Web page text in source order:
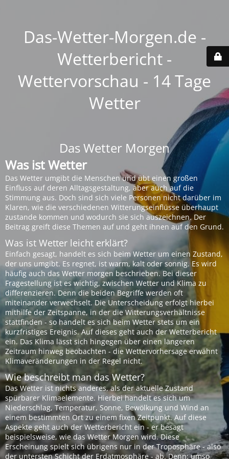
Das-Wetter-Morgen.de -
Wetterbericht -
Wettervorschau - 14 Tage
Wetter
Das Wetter Morgen
Was ist Wetter
Das Wetter umgibt die Menschen und übt einen großen
Einfluss auf deren Alltagsgestaltung, aber auch auf die
Stimmung aus. Doch sind sich viele Personen nicht darüber im
Klaren, wie die verschiedenen Witterungseinflüsse überhaupt
zustande kommen und wodurch sie sich auszeichnen. Der
Beitrag greift diese Themen auf und geht ihnen auf den Grund.
Was ist Wetter leicht erklärt?
Einfach gesagt, handelt es sich beim Wetter um einen Zustand,
der uns umgibt. Es regnet, ist warm, kalt oder sonnig. Es wird
häufig auch das Wetter morgen beschrieben. Bei dieser
Fragestellung ist es wichtig, zwischen Wetter und Klima zu
differenzieren. Denn die beiden Begriffe werden oft
miteinander verwechselt. Die Unterscheidung erfolgt hierbei
mithilfe der Zeitspanne, in der die Witterungsverhältnisse
stattfinden - so handelt es sich beim Wetter stets um ein
kurzfristiges Ereignis. Auf dieses geht auch der Wetterbericht
ein. Das Klima lässt sich hingegen über einen längeren
Zeitraum hinweg beobachten - die Wettervorhersage erwähnt
Klimaveränderungen in der Regel nicht.
Wie beschreibt man das Wetter?
Das Wetter ist nichts anderes, als der aktuelle Zustand
spürbarer Klimaelemente. Hierbei handelt es sich um
Niederschlag, Temperatur, Sonne, Bewölkung und Wind an
einem bestimmten Ort zu einem fixen Zeitpunkt. Auf diese
Aspekte geht auch der Wetterbericht ein - er besagt
beispielsweise, wie das Wetter Morgen wird. Diese
Erscheinung spielt sich übrigens nur in der Troposphäre - also
der untersten Schicht der Erdatmosphäre - ab. Denn: umso